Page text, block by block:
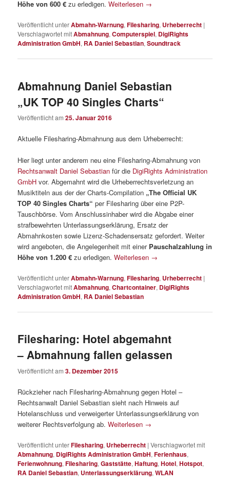
Höhe von 600 € zu erledigen.Weiterlesen →
Veröffentlicht unterAbmahn-Warnung,Filesharing, Urheberrecht |
Verschlagwortet mitAbmahnung,Computerspiel, DigiRights
Administration GmbH, RA Daniel Sebastian,Soundtrack
Abmahnung Daniel Sebastian
„UK TOP 40 Singles Charts“
Veröffentlicht am25. Januar 2016
Aktuelle Filesharing-Abmahnung aus dem Urheberrecht:
Hier liegt unter anderem neu eine Filesharing-Abmahnung von
Rechtsanwalt Daniel Sebastian für die DigiRights Administration
GmbH vor. Abgemahnt wird die Urheberrechtsverletzung an
Musiktiteln aus der der Charts-Compilation „The Official UK
TOP 40 Singles Charts“ per Filesharing über eine P2P-
Tauschbörse. Vom Anschlussinhaber wird die Abgabe einer
strafbewehrten Unterlassungserklärung, Ersatz der
Abmahnkosten sowie Lizenz-Schadensersatz gefordert. Weiter
wird angeboten, die Angelegenheit mit einer Pauschalzahlung in
Höhe von 1.200 € zu erledigen.Weiterlesen →
Veröffentlicht unterAbmahn-Warnung,Filesharing, Urheberrecht |
Verschlagwortet mitAbmahnung,Chartcontainer, DigiRights
Administration GmbH, RA Daniel Sebastian
Filesharing: Hotel abgemahnt
– Abmahnung fallen gelassen
Veröffentlicht am3. Dezember 2015
Rückzieher nach Filesharing-Abmahnung gegen Hotel –
Rechtsanwalt Daniel Sebastian sieht nach Hinweis auf
Hotelanschluss und verweigerter Unterlassungserklärung von
weiterer Rechtsverfolgung ab.Weiterlesen →
Veröffentlicht unterFilesharing, Urheberrecht |Verschlagwortet mit
Abmahnung, DigiRights Administration GmbH,Ferienhaus,
Ferienwohnung,Filesharing,Gaststätte,Haftung,Hotel,Hotspot,
RA Daniel Sebastian, Unterlassungserklärung,WLAN